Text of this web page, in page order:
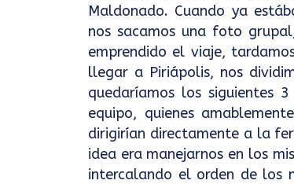
Maldonado. Cuando ya
nos sacamos una foto
emprendido el viaje,
llegar a Piriápolis, nos
quedaríamos los siguientes
equipo, quienes
dirigirían directamente a la
idea era manejarnos en los
intercalando el orden de los